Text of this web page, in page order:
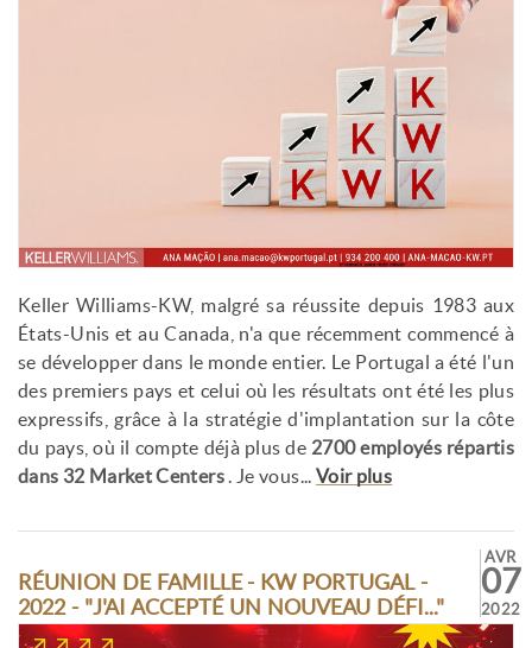
Keller Williams-KW, malgré sa réussite depuis 1983 aux
États-Unis et au Canada, n'a que récemment commencé à
se développer dans le monde entier. Le Portugal a été l'un
des premiers pays et celui où les résultats ont été les plus
expressifs, grâce à la stratégie d'implantation sur la côte
du pays, où il compte déjà plus de 2700 employés répartis
dans 32 Market Centers. Je vous... Voir plus
RÉUNION DE FAMILLE - KW PORTUGAL -
2022 - "J'AI ACCEPTÉ UN NOUVEAU DÉFI..."
AVR
07
2022